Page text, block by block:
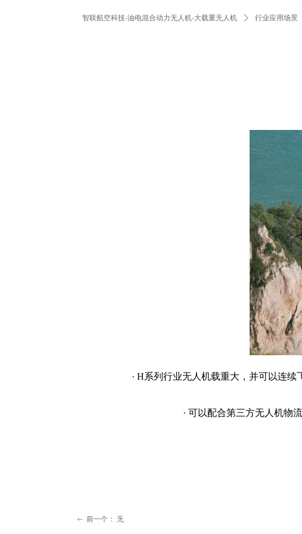
智联航空科技-油电混合动力无人机-大载重无人机 ꄲ 行业应用场景
· H系列行业无人机载重大，并可以连
· 可以配合第三方无人机物
ꂃ 前一个： 无